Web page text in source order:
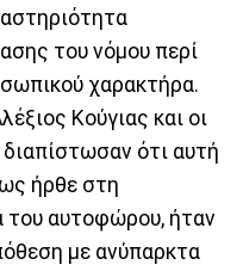
του νόμου περί
χαρακτήρα.
Κούγιας και οι
ότι αυτή
ήρθε στη
του αυτοφώρου, ήταν
με ανύπαρκτα